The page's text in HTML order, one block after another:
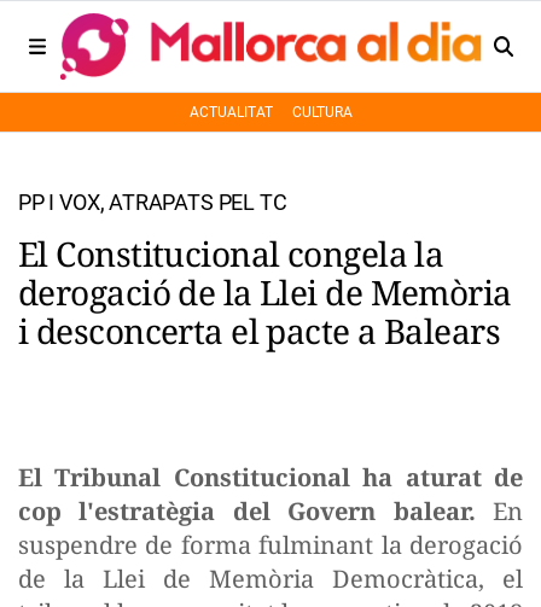
ACTUALITAT CULTURA
PP I VOX, ATRAPATS PEL TC
El Constitucional congela la
derogació de la Llei de Memòria
i desconcerta el pacte a Balears
El Tribunal Constitucional ha aturat de
cop l'estratègia del Govern balear. En
suspendre de forma fulminant la derogació
de la Llei de Memòria Democràtica, el